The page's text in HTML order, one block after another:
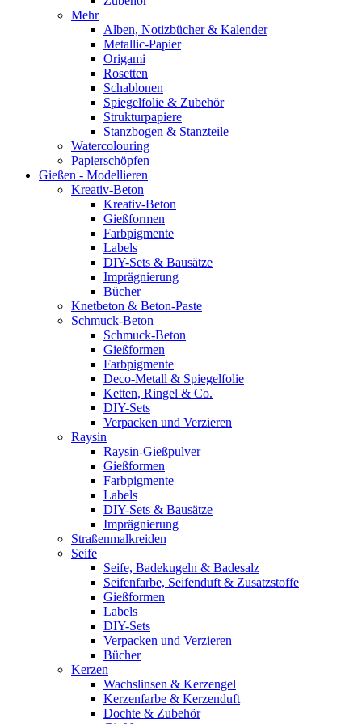
Mehr
Alben, Notizbücher & Kalender
Metallic-Papier
Origami
Rosetten
Schablonen
Spiegelfolie & Zubehör
Strukturpapiere
Stanzbogen & Stanzteile
Watercolouring
Papierschöpfen
Gießen - Modellieren
Kreativ-Beton
Kreativ-Beton
Gießformen
Farbpigmente
Labels
DIY-Sets & Bausätze
Imprägnierung
Bücher
Knetbeton & Beton-Paste
Schmuck-Beton
Schmuck-Beton
Gießformen
Farbpigmente
Deco-Metall & Spiegelfolie
Ketten, Ringel & Co.
DIY-Sets
Verpacken und Verzieren
Raysin
Raysin-Gießpulver
Gießformen
Farbpigmente
Labels
DIY-Sets & Bausätze
Imprägnierung
Straßenmalkreiden
Seife
Seife, Badekugeln & Badesalz
Seifenfarbe, Seifenduft & Zusatzstoffe
Gießformen
Labels
DIY-Sets
Verpacken und Verzieren
Bücher
Kerzen
Wachslinsen & Kerzengel
Kerzenfarbe & Kerzenduft
Dochte & Zubehör